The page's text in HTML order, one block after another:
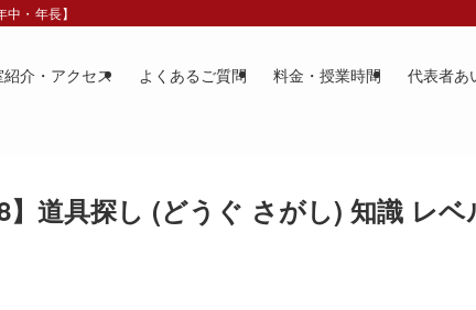
・年長】
紹介・アクセス よくあるご質問 料金・授業時間 代表者あ
】道具探し (どうぐ さがし) 知識 レ